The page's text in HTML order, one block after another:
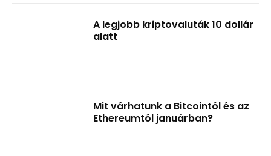
A legjobb kriptovaluták 10 dollár
alatt
Mit várhatunk a Bitcointól és az
Ethereumtól januárban?